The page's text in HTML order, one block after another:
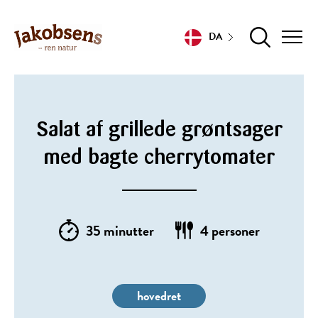
DA
Salat af grillede grøntsager
med bagte cherrytomater
35 minutter 4 personer
hovedret